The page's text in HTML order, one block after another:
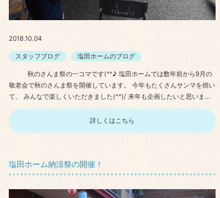
2018.10.04
スタッフブログ 塩田ホームのブログ
秋のさんま祭の一コマです(^^♪ 塩田ホームでは数年前から9月の
敬老会で秋のさんま祭を開催しています。 今年もたくさんサンマを焼い
て、 みんなで楽しくいただきました(^^)/ 来年も企画したいと思いま…
詳しくはこちら
塩田ホーム納涼祭の開催！